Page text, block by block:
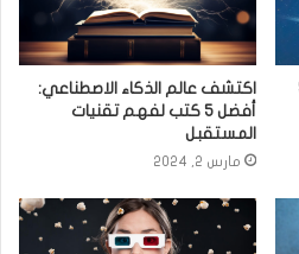
اكتشف عالم الذكاء الاصطناعي:
أفضل 5 كتب لفهم تقنيات
المستقبل
مارس 2, 2024